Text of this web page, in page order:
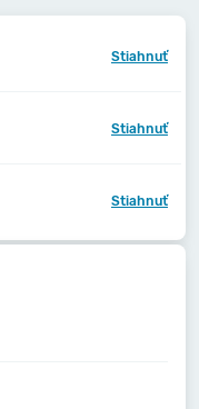
Stiahnuť
Stiahnuť
Stiahnuť